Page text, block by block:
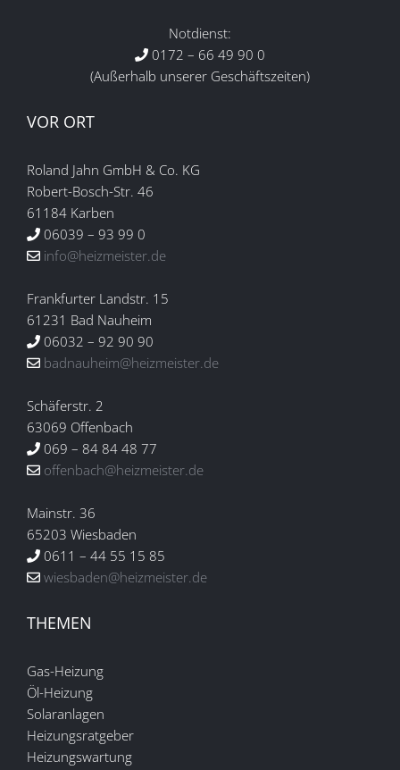
Notdienst:
0172 – 66 49 90 0
(Außerhalb unserer Geschäftszeiten)
VOR ORT
Roland Jahn GmbH & Co. KG
Robert-Bosch-Str. 46
61184 Karben
06039 – 93 99 0
info@heizmeister.de
Frankfurter Landstr. 15
61231 Bad Nauheim
06032 – 92 90 90
badnauheim@heizmeister.de
Schäferstr. 2
63069 Offenbach
069 – 84 84 48 77
offenbach@heizmeister.de
Mainstr. 36
65203 Wiesbaden
0611 – 44 55 15 85
wiesbaden@heizmeister.de
THEMEN
Gas-Heizung
Öl-Heizung
Solaranlagen
Heizungsratgeber
Heizungswartung